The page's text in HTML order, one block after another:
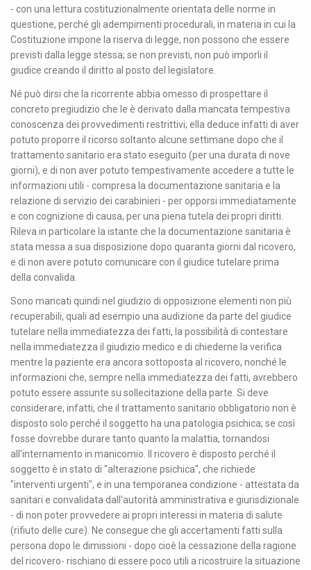
- con una lettura costituzionalmente orientata delle norme in
questione, perché gli adempimenti procedurali, in materia in cui la
Costituzione impone la riserva di legge, non possono che essere
previsti dalla legge stessa; se non previsti, non può imporli il
giudice creando il diritto al posto del legislatore.
Né può dirsi che la ricorrente abbia omesso di prospettare il
concreto pregiudizio che le è derivato dalla mancata tempestiva
conoscenza dei provvedimenti restrittivi; ella deduce infatti di aver
potuto proporre il ricorso soltanto alcune settimane dopo che il
trattamento sanitario era stato eseguito (per una durata di nove
giorni), e di non aver potuto tempestivamente accedere a tutte le
informazioni utili - compresa la documentazione sanitaria e la
relazione di servizio dei carabinieri - per opporsi immediatamente
e con cognizione di causa, per una piena tutela dei propri diritti.
Rileva in particolare la istante che la documentazione sanitaria è
stata messa a sua disposizione dopo quaranta giorni dal ricovero,
e di non avere potuto comunicare con il giudice tutelare prima
della convalida.
Sono mancati quindi nel giudizio di opposizione elementi non più
recuperabili, quali ad esempio una audizione da parte del giudice
tutelare nella immediatezza dei fatti, la possibilità di contestare
nella immediatezza il giudizio medico e di chiederne la verifica
mentre la paziente era ancora sottoposta al ricovero, nonché le
informazioni che, sempre nella immediatezza dei fatti, avrebbero
potuto essere assunte su sollecitazione della parte. Si deve
considerare, infatti, che il trattamento sanitario obbligatorio non è
disposto solo perché il soggetto ha una patologia psichica; se così
fosse dovrebbe durare tanto quanto la malattia, tornandosi
all'internamento in manicomio. Il ricovero è disposto perché il
soggetto è in stato di "alterazione psichica", che richiede
"interventi urgenti", e in una temporanea condizione - attestata da
sanitari e convalidata dall'autorità amministrativa e giurisdizionale
- di non poter provvedere ai propri interessi in materia di salute
(rifiuto delle cure). Ne consegue che gli accertamenti fatti sulla
persona dopo le dimissioni - dopo cioè la cessazione della ragione
del ricovero- rischiano di essere poco utili a ricostruire la situazione